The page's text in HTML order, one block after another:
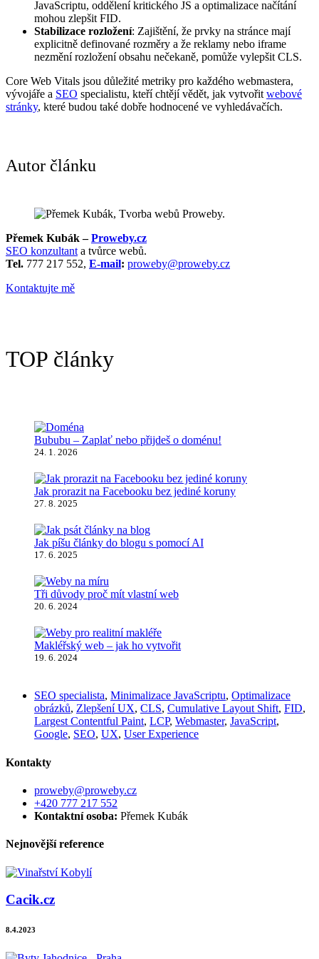
JavaScriptu, oddělení kritického JS a optimalizace načítání
mohou zlepšit FID.
Stabilizace rozložení: Zajištění, že prvky na stránce mají
explicitně definované rozměry a že reklamy nebo iframe
nezmění rozložení obsahu nečekaně, pomůže vylepšit CLS.
Core Web Vitals jsou důležité metriky pro každého webmastera,
vývojáře a SEO specialistu, kteří chtějí vědět, jak vytvořitwebové
stránky, které budou také dobře hodnocené ve vyhledávačích.
Autor článku
Přemek Kubák –Proweby.cz
SEO konzultanta tvůrce webů.
Tel. 777 217 552, E-mail: proweby@proweby.cz
Kontaktujte mě
TOP články
Bububu – Zaplať nebo přijdeš o doménu!
24. 1. 2026
Jak prorazit na Facebooku bez jediné koruny
27. 8. 2025
Jak píšu články do blogu s pomocí AI
17. 6. 2025
Tři důvody proč mít vlastní web
20. 6. 2024
Makléřský web – jak ho vytvořit
19. 6. 2024
SEO specialista, Minimalizace JavaScriptu, Optimalizace
obrázků, Zlepšení UX, CLS, Cumulative Layout Shift, FID,
Largest Contentful Paint, LCP, Webmaster, JavaScript,
Google, SEO, UX, User Experience
Kontakty
proweby@proweby.cz
+420 777 217 552
Kontaktní osoba: Přemek Kubák
Nejnovější reference
Cacik.cz
8.4.2023